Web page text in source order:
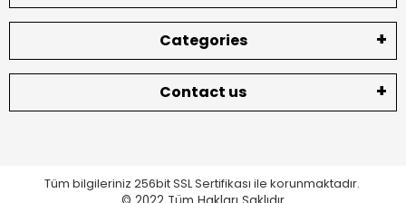
Categories
Contact us
Tüm bilgileriniz 256bit SSL Sertifikası ile korunmaktadır.